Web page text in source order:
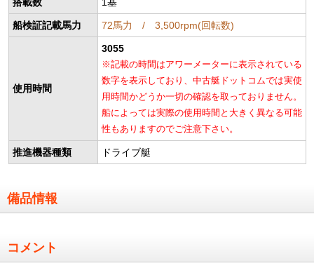
船検証記載馬力 72馬力 / 3,500rpm(回転数)
使用時間
3055
※記載の時間はアワーメーターに表示されている
数字を表示しており、中古艇ドットコムでは実使
用時間かどうか一切の確認を取っておりません。
船によっては実際の使用時間と大きく異なる可能
性もありますのでご注意下さい。
推進機器種類 ドライブ艇
備品情報
コメント